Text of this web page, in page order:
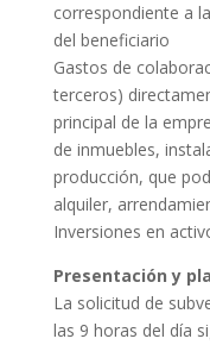
correspondiente a
del beneficiario
Gastos de
terceros)
principal de la
de inmuebles,
producción, que
alquiler,
Inversiones en
Presentación y
La solicitud de
las 9 horas del día